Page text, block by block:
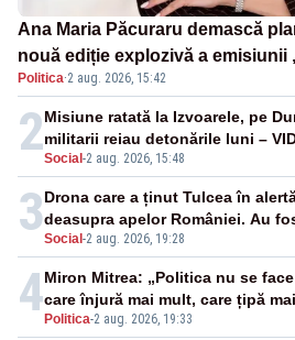
Ana Maria Păcuraru demască
nouă ediție explozivă a emisiunii
Realitatea PLUS
Politica·2 aug. 2026, 15:42
2Social -2 aug. 2026, 15:48
Misiune ratată la Izvoarele, pe
militarii reiau detonările luni –
3Social -2 aug. 2026, 19:28
Drona care a ținut Tulcea în
deasupra apelor României. Au
4 Politica-2 aug. 2026, 19:33
Miron Mitrea: „Politica nu se
care înjură mai mult, care țipă